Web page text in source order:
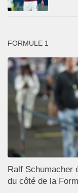
FORMULE 1
Ralf Schumacher
du côté de la